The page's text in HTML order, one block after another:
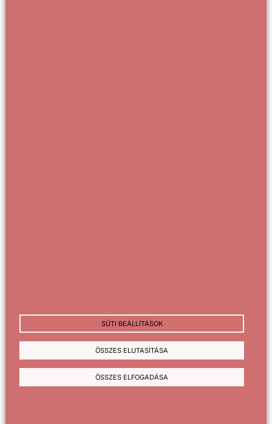
SÜTI BEÁLLÍTÁSOK
ÖSSZES ELUTASÍTÁSA
ÖSSZES ELFOGADÁSA